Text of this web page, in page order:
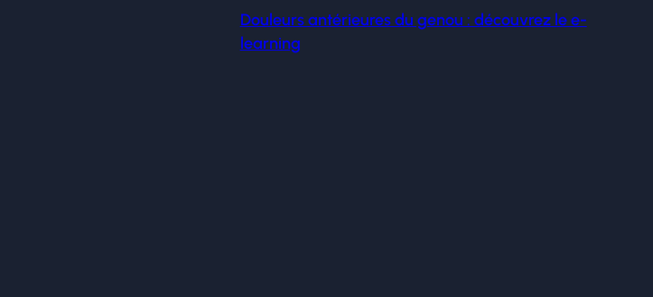
Douleurs antérieures du genou : découvrez le e-
learning